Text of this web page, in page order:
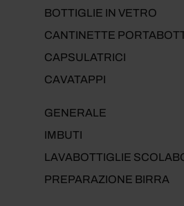
BOTTIGLIE IN VETRO
CANTINETTE
CAPSULATRICI
CAVATAPPI
GENERALE
IMBUTI
LAVABOTTIGLIE
PREPARAZIONE BIRRA